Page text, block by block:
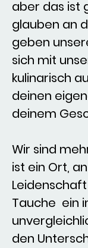
aber das ist
glauben an
geben
sich mit
kulinarisch
deinen
deinem
Wir sind
ist ein Ort,
Tauche ein
den